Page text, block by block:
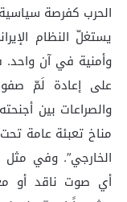
الحرب كفرصة سياسية
يستغلّ النظام
وأمنية في آن واحد.
على إعادة لَمّ
والصراعات بين
مناخ تعبئة عامة
الخارجي”. وفي
أي صوت ناقد أو